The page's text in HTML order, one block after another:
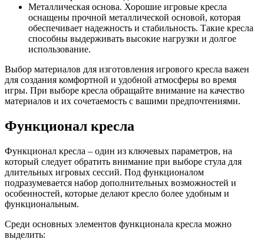
Металлическая основа. Хорошие игровые кресла
оснащены прочной металлической основой, которая
обеспечивает надежность и стабильность. Такие кресла
способны выдерживать высокие нагрузки и долгое
использование.
Выбор материалов для изготовления игрового кресла важен
для создания комфортной и удобной атмосферы во время
игры. При выборе кресла обращайте внимание на качество
материалов и их сочетаемость с вашими предпочтениями.
Функционал кресла
Функционал кресла – один из ключевых параметров, на
который следует обратить внимание при выборе стула для
длительных игровых сессий. Под функционалом
подразумевается набор дополнительных возможностей и
особенностей, которые делают кресло более удобным и
функциональным.
Среди основных элементов функционала кресла можно
выделить: